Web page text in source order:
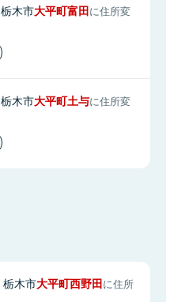
栃木市大平町富田に住所変
栃木市大平町土与に住所変
栃木市大平町西野田に住所